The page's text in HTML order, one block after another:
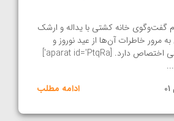
خانه کشتی با یداله و ارشک
مرور خاطرات آن‌ها از عید نوروز و
شیطنت‌های ایام کودکی اختصاص دارد. [aparat id='PtqRa']
ادامه مطلب